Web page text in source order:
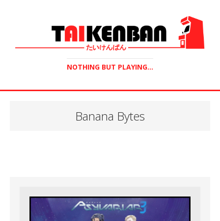
NOTHING BUT PLAYING...
Banana Bytes